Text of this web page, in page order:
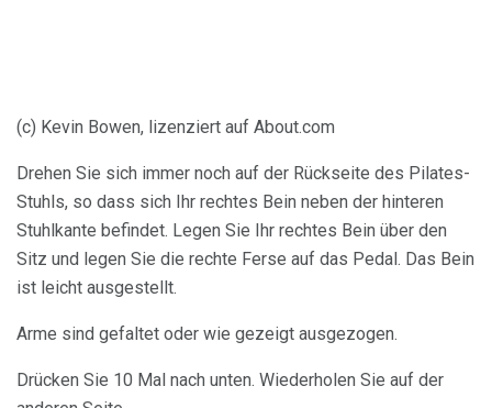
(c) Kevin Bowen, lizenziert auf About.com
Drehen Sie sich immer noch auf der Rückseite des Pilates-
Stuhls, so dass sich Ihr rechtes Bein neben der hinteren
Stuhlkante befindet. Legen Sie Ihr rechtes Bein über den
Sitz und legen Sie die rechte Ferse auf das Pedal. Das Bein
ist leicht ausgestellt.
Arme sind gefaltet oder wie gezeigt ausgezogen.
Drücken Sie 10 Mal nach unten. Wiederholen Sie auf der